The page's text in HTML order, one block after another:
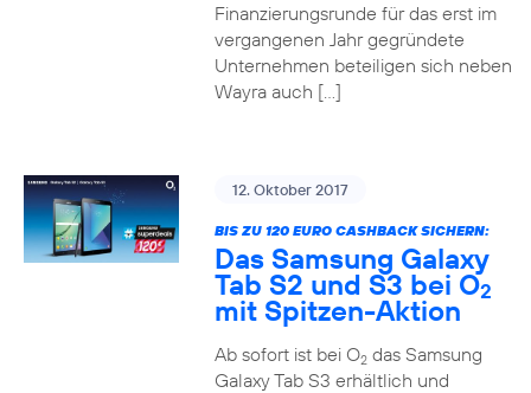
Finanzierungsrunde für das erst im
vergangenen Jahr gegründete
Unternehmen beteiligen sich neben
Wayra auch […]
12. Oktober 2017
BIS ZU 120 EURO CASHBACK SICHERN:
Das Samsung Galaxy
Tab S2 und S3 bei O2
mit Spitzen-Aktion
Ab sofort ist bei O2das Samsung
Galaxy Tab S3 erhältlich und